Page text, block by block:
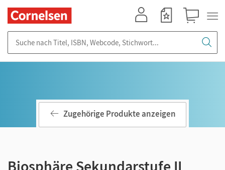
Zugehörige Produkte anzeigen
Biosphäre Sekundarstufe II